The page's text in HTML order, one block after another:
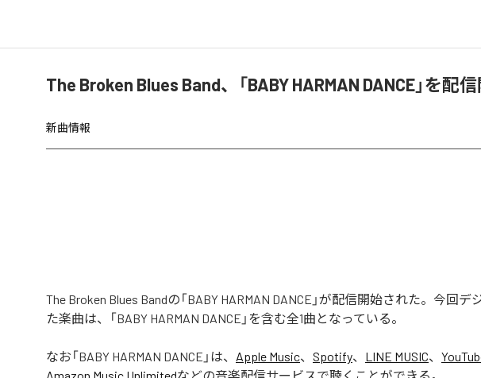
The Broken Blues Band、「BABY HARMAN DANCE」を配
新曲情報
The Broken Blues Bandの「BABY HARMAN DANCE」が配信開始された。今回
た楽曲は、「BABY HARMAN DANCE」を含む全1曲となっている。
なお「BABY HARMAN DANCE 」は、 Apple Music、 Spotify、 LINE MUSIC、